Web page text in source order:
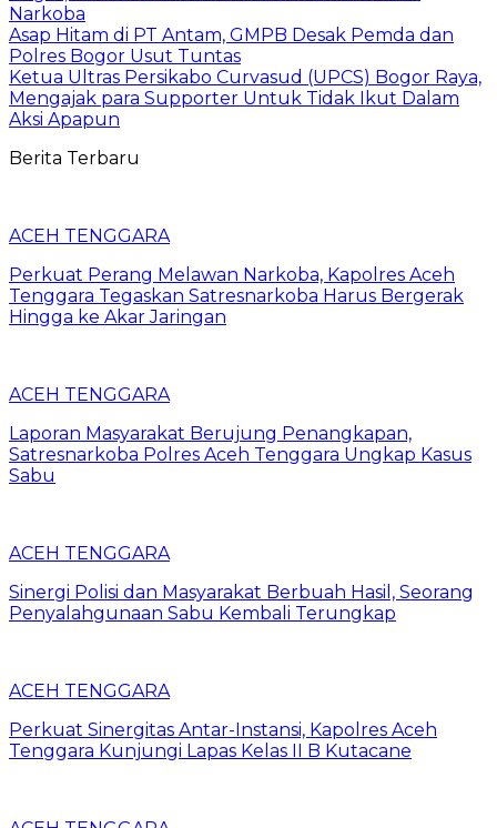
Narkoba
Asap Hitam di PT Antam, GMPB Desak Pemda dan
Polres Bogor Usut Tuntas
Ketua Ultras Persikabo Curvasud (UPCS) Bogor Raya,
Mengajak para Supporter Untuk Tidak Ikut Dalam
Aksi Apapun
Berita Terbaru
ACEH TENGGARA
Perkuat Perang Melawan Narkoba, Kapolres Aceh
Tenggara Tegaskan Satresnarkoba Harus Bergerak
Hingga ke Akar Jaringan
ACEH TENGGARA
Laporan Masyarakat Berujung Penangkapan,
Satresnarkoba Polres Aceh Tenggara Ungkap Kasus
Sabu
ACEH TENGGARA
Sinergi Polisi dan Masyarakat Berbuah Hasil, Seorang
Penyalahgunaan Sabu Kembali Terungkap
ACEH TENGGARA
Perkuat Sinergitas Antar-Instansi, Kapolres Aceh
Tenggara Kunjungi Lapas Kelas II B Kutacane